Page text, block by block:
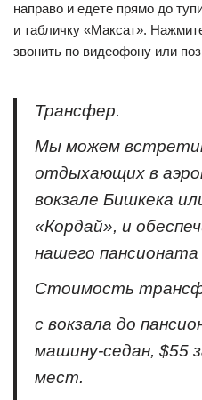
направо и едете прямо до
и табличку «Максат».
звонить по видеофону или
Трансфер.
Мы можем
отдыхающих в
вокзале Бишкека
«Кордай», и
нашего
Стоимость
с вокзала до
машину-седан, $55
мест.